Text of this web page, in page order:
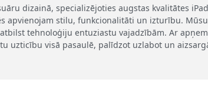
dizainā, specializējoties augstas kvalitātes
apvienojam stilu, funkcionalitāti un izturību.
tehnoloģiju entuziastu vajadzībām. Ar
uzticību visā pasaulē, palīdzot uzlabot un